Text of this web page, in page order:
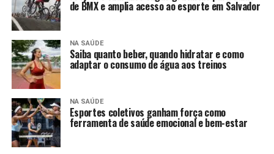
de BMX e amplia acesso ao esporte em Salvador
NA SAÚDE
Saiba quanto beber, quando hidratar e como
adaptar o consumo de água aos treinos
NA SAÚDE
Esportes coletivos ganham força como
ferramenta de saúde emocional e bem-estar